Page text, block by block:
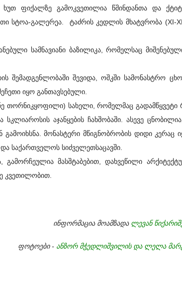
ფიქალზე გამოკვეთილია წმინდანთა და
სტოა-გალერეა. ტაძრის კედლის მხატვრობა (XI-
სამნავიანი ბაზილიკა, რომელსაც
შევიდა, ოშკში სამონასტრო
იყო განთავსებული.
თორნიკყოფილი) სახელი, რომელმაც
აჯანყების ჩახშობაში. ასევე
მონასტერი მწიგნობრობის დიდი კერაც
საქართველოს სიძველეთსაცავში.
მასშტაბებით, დახვეწილი
კვეთილობით.
ინფორმაცია მოამზადალევან
ფოტოები - ანზორ მჭედლიშვილის და ლელა